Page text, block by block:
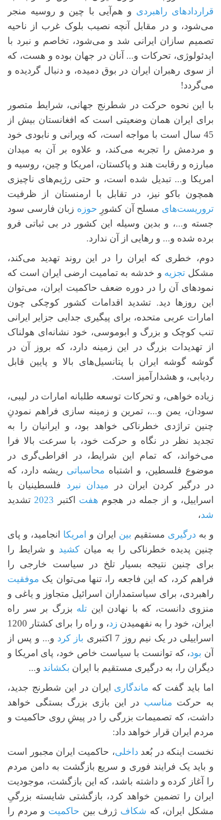
قراردادهای راهبردی و هم‌آیی با چین و روسیه منجر
می‌شود، و در مقابل آنچه نصیب بلوک غرب از ناحیه
تصمیم سازان ایرانی شد و می‌شود، تخاصم و نبرد با
ایدئولوژی، تحرکات و... آنان در جهان بوده و هست، که
از سوی رهبران ایران در بوق دمیده، و دنبال گردیده و
می‌گردد!
با این نحوه حرکت در شطرنج جهانی، شرایط متصور
برای ایران همان وضعیتی است که افغانستان بیش از
45 سال است با مواجه است، که ویرانی و نابودی خود
و مردمش را تجربه می‌کند، و علاوه بر آن به میدان
مبارزه و رقابت هند و پاکستان، امریکا و چین، روسیه و
امریکا و... تبدیل شده است، و حتی رژیم‌های ناچیزی
همچون باکو نیز، در تقابل با ارمنستان از ظرفیت
تروریست‌های مسلح آن کشورِ حوزه زبان فارسی سود
جسته و...، و بدین وسیله این کشور در بی ثباتی فرو
برده شده و... و رهایی از آن ندارد.
دوم، خطری که ایران را در این روند تهدید می‌کند،
مشکل تجزیه و خدشه به تمامیت ارضی ایران است که
نمودهای آن را در دوره ضعف حاکمیت ایران، می‌توان
این روزها دید. تشدید اقدامات کشور کوچکی چون
امارات عربی متحده، برای پیگیری جدایی جزایر ایرانی
تنب کوچک و بزرگ و ابوموسی، خود نشانه‌ای هولناک
از تهدیدات بزرگ در این زمینه دارد، که بروز آن در
گوشه گوشه ایران با پتانسیل‌های بالا و پایین قابل
ردیابی، و هشدارآمیز است.
زیاده خواهی‌، و تحرکات توسعه طلبانه امارات در لیبی،
سودان، یمن و...، تمرین و زمینه سازی فراهم نمودنِ
چنین تراژدی خطرناکی خواهد بود، و ایرانیان را به
تجدید نظر در نگاه و حرکت خود، با سرعت بالا فرا
می‌خواند، که تمام این شرایط، در افراطی‌گری در
موضوع فلسطین، و اشتباه محاسباتی ریشه دارد، که
در درگیر کردن ایران در میدان نبرد فلسطینیان با
اسراییل، و از جمله در هجوم هفت اکتبر 2023 تشدید
شد،
و به درگیری مستقیم بین ایران و امریکا انجامید، و پای
چنین پدیده خطرناکی را به میان کشید و شرایط را
برای چنین نتیجه بسیار تلخ در سیاست خارجی را
فراهم کرد، که این فاجعه را، تنها می‌توان یک موفقیت
راهبردی، برای سیاستمداران اسرائیل متجاوز و یاغی و
منزوی دانست، که با نهادن این تله بزرگ بر سر راه
ایران، خود را به نفهمیدن زد
، و راه را برای کشتار 1200
اسراییلی در یک نیم روز 7 اکتبری
باز کرد و... و پس از
آن بود، که توانست با سیاست خاص خود، پای امریکا و
دیگران را، به درگیری مستقیم با ایران بکشاند و...
اما باید گفت که ماندگاری ایران در این شطرنج جدید،
به حرکت مناسب در این بازی بزرگ بستگی خواهد
داشت، که تصمیمات بزرگی را در پیشِ روی حاکمیت و
مردم ایران قرار خواهد داد:
نخست اینکه در بُعدداخلی، حاکمیت ایران مجبور است
و باید یک فرایند فوری و سریع بازگشت به دامن مردم
را آغاز کرده و داشته باشد، که این بازگشت، موجودیت
ایران را تضمین خواهد کرد، بازگشتی شایسته‌ بزرگیِ
مشکل ایران، که شکاف ژرف بین حاکمیت و مردم را